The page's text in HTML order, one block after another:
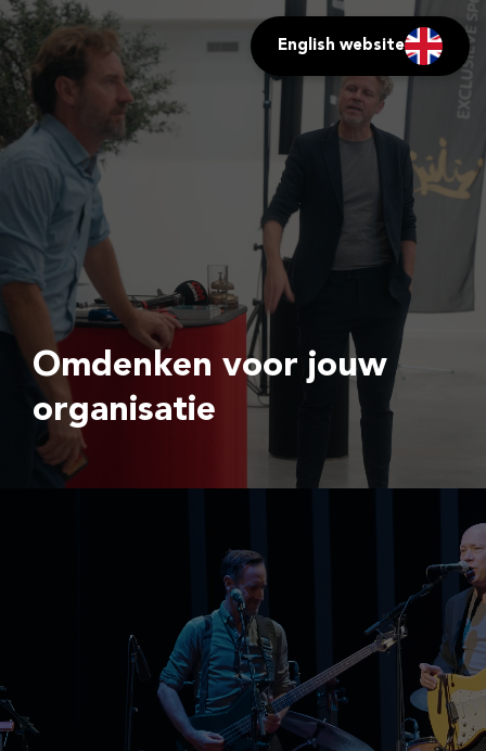
English website
Omdenken voor jouw
organisatie